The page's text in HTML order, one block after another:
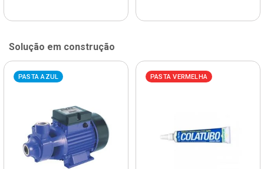
Solução em construção
PASTA AZUL PASTA VERMELHA